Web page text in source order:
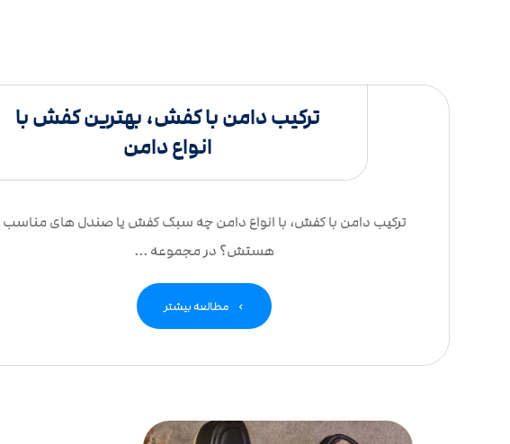
ترکیب دامن با کفش، بهترین کفش با
انواع دامن
ترکیب دامن با کفش، با انواع دامن چه سبک کفش یا صندل های مناسب
هستش؟ در مجموعه ...
مطالعه بیشتر